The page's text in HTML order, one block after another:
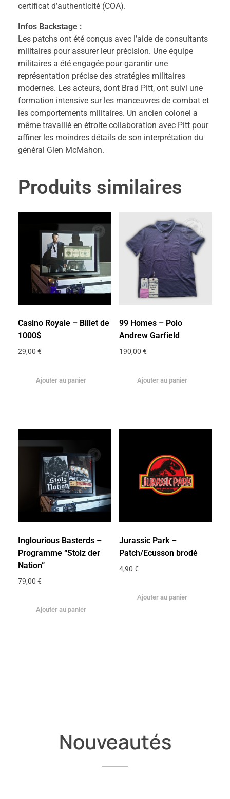
certificat d’authenticité (COA).
Infos Backstage :
Les patchs ont été conçus avec l’aide de consultants
militaires pour assurer leur précision. Une équipe
militaires a été engagée pour garantir une
représentation précise des stratégies militaires
modernes. Les acteurs, dont Brad Pitt, ont suivi une
formation intensive sur les manœuvres de combat et
les comportements militaires. Un ancien colonel a
même travaillé en étroite collaboration avec Pitt pour
affiner les moindres détails de son interprétation du
général Glen McMahon.
Produits similaires
Casino Royale – Billet de
1000$
29,00 €
Ajouter au panier
99 Homes – Polo
Andrew Garfield
190,00 €
Ajouter au panier
Inglourious Basterds –
Programme “Stolz der
Nation”
79,00 €
Ajouter au panier
Jurassic Park –
Patch/Ecusson brodé
4,90 €
Ajouter au panier
Nouveautés